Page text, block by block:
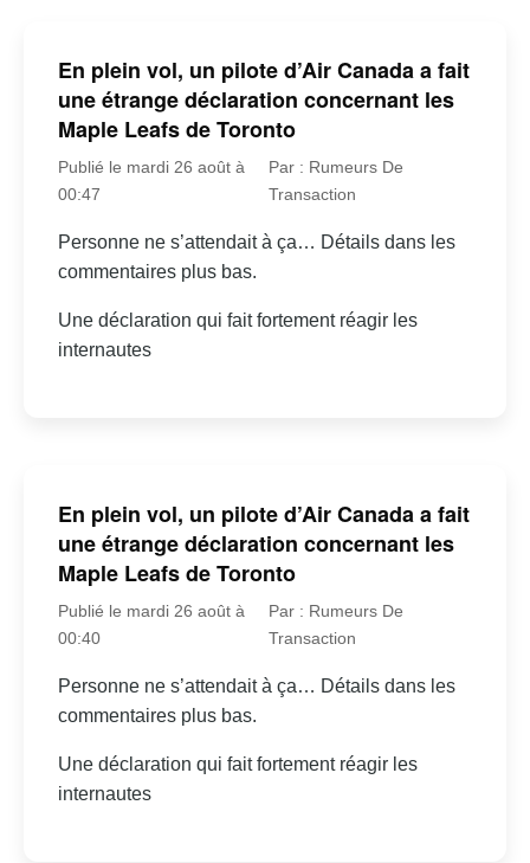
En plein vol, un pilote d’Air Canada a fait
une étrange déclaration concernant les
Maple Leafs de Toronto
Publié le mardi 26 août à
00:47
Par : Rumeurs De
Transaction
Personne ne s’attendait à ça… Détails dans les
commentaires plus bas.
Une déclaration qui fait fortement réagir les
internautes
En plein vol, un pilote d’Air Canada a fait
une étrange déclaration concernant les
Maple Leafs de Toronto
Publié le mardi 26 août à
00:40
Par : Rumeurs De
Transaction
Personne ne s’attendait à ça… Détails dans les
commentaires plus bas.
Une déclaration qui fait fortement réagir les
internautes